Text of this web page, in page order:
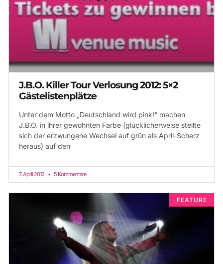
J.B.O. Killer Tour Verlosung 2012: 5×2
Gästelistenplätze
Unter dem Motto „Deutschland wird pink!“ machen
J.B.O. in ihrer gewohnten Farbe (glücklicherweise stellte
sich der erzwungene Wechsel auf grün als April-Scherz
heraus) auf den
7. April 2012 5 Kommentare
FEATURE